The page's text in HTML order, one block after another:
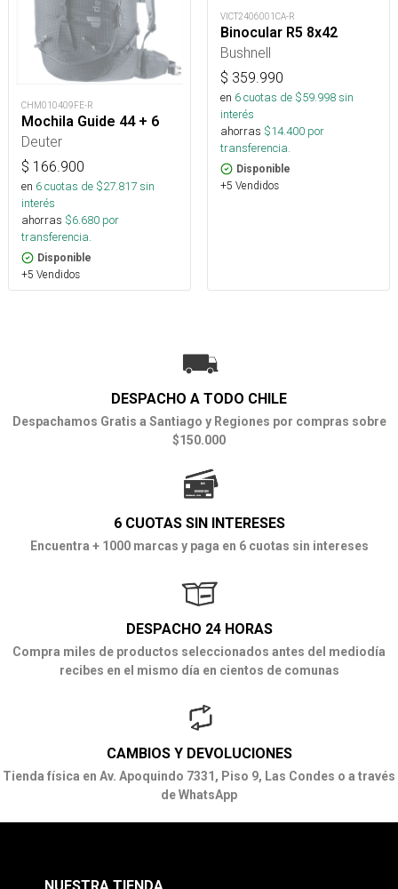
CHM010409FE-R
Mochila Guide 44 + 6
Deuter
$ 166.900
en 6cuotas de $27.817sin
interés
ahorras $6.680 por
transferencia.
Disponible
+5 Vendidos
VICT2406001CA-R
Binocular R5 8x42
Bushnell
$ 359.990
en 6cuotas de $59.998sin
interés
ahorras $14.400 por
transferencia.
Disponible
+5 Vendidos
DESPACHO A TODO CHILE
Despachamos Gratis a Santiago y Regiones por compras sobre
$150.000
6 CUOTAS SIN INTERESES
Encuentra + 1000 marcas y paga en 6 cuotas sin intereses
DESPACHO 24 HORAS
Compra miles de productos seleccionados antes del mediodía
recibes en el mismo día en cientos de comunas
CAMBIOS Y DEVOLUCIONES
Tienda física en Av. Apoquindo 7331, Piso 9, Las Condes o a través
de WhatsApp